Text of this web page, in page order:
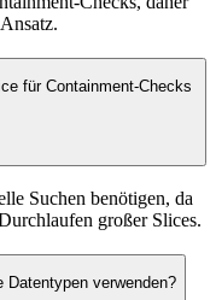
für Containment-Checks
Suchen benötigen, da
großer Slices.
Datentypen verwenden?